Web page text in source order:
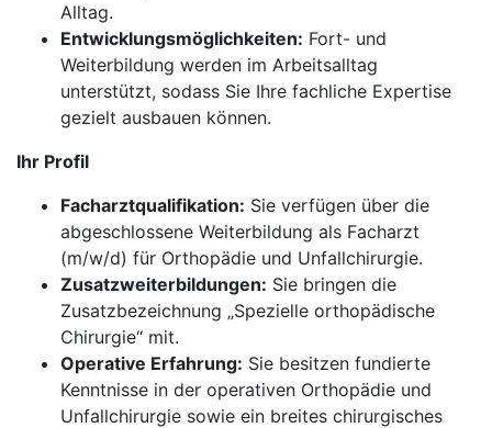
Alltag.
Entwicklungsmöglichkeiten: Fort- und
Weiterbildung werden im Arbeitsalltag
unterstützt, sodass Sie Ihre fachliche Expertise
gezielt ausbauen können.
Ihr Profil
Facharztqualifikation: Sie verfügen über die
abgeschlossene Weiterbildung als Facharzt
(m/w/d) für Orthopädie und Unfallchirurgie.
Zusatzweiterbildungen: Sie bringen die
Zusatzbezeichnung „Spezielle orthopädische
Chirurgie“ mit.
Operative Erfahrung: Sie besitzen fundierte
Kenntnisse in der operativen Orthopädie und
Unfallchirurgie sowie ein breites chirurgisches